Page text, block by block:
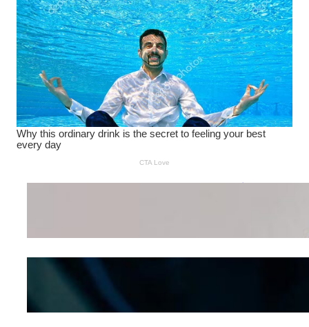
Wanita Pamer Pakaian
Kepribadian